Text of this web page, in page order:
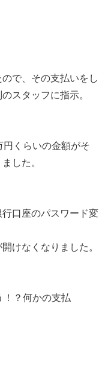
で、その支払いをし
スタッフに指示。
くらいの金額がそ
した。
口座のパスワード変
けなくなりました。
！？何かの支払